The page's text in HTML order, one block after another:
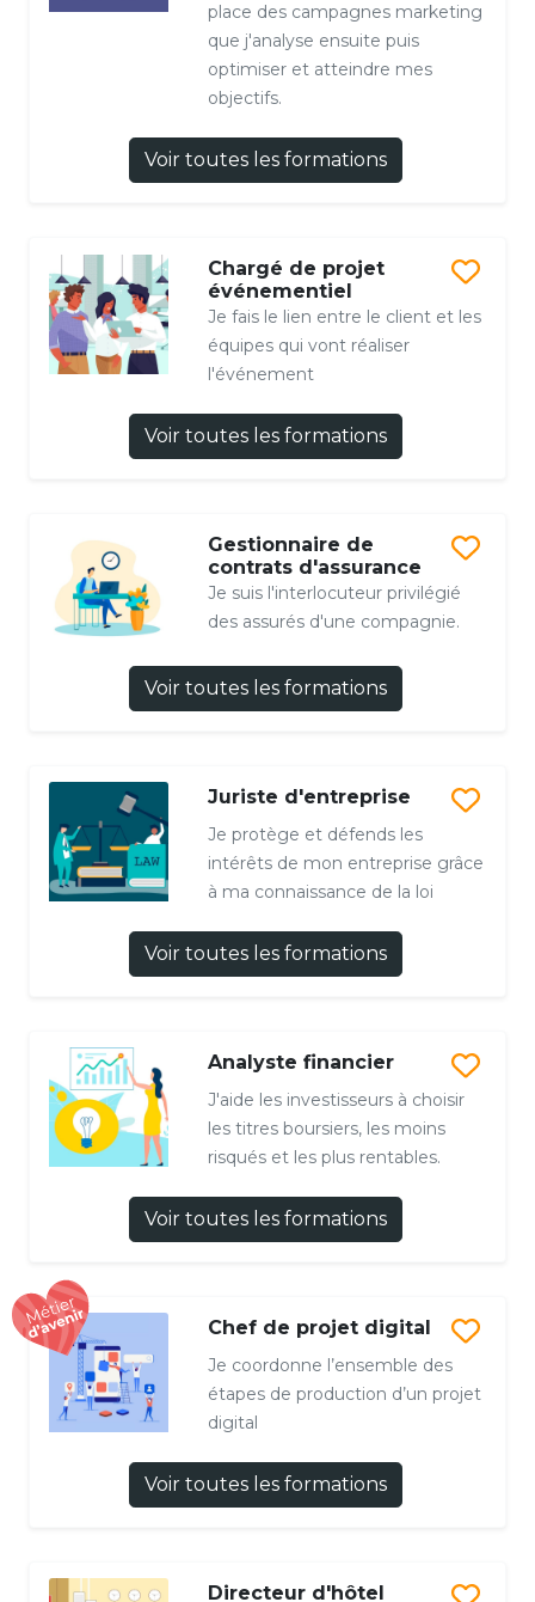
place des campagnes marketing
que j'analyse ensuite puis
optimiser et atteindre mes
objectifs.
Voir toutes les formations
Chargé de projet
événementiel
Je fais le lien entre le client et les
équipes qui vont réaliser
l'événement
Voir toutes les formations
Gestionnaire de
contrats d'assurance
Je suis l'interlocuteur privilégié
des assurés d'une compagnie.
Voir toutes les formations
Juriste d'entreprise
Je protège et défends les
intérêts de mon entreprise grâce
à ma connaissance de la loi
Voir toutes les formations
Analyste financier
J'aide les investisseurs à choisir
les titres boursiers, les moins
risqués et les plus rentables.
Voir toutes les formations
Chef de projet digital
Je coordonne l’ensemble des
étapes de production d’un projet
digital
Voir toutes les formations
Directeur d'hôtel